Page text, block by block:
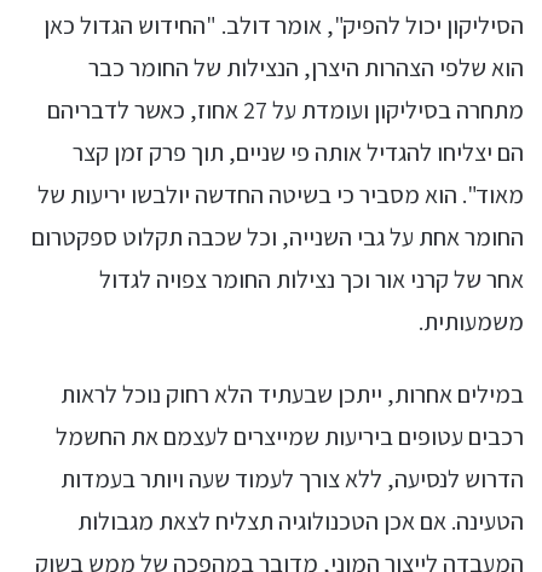
הסיליקון יכול להפיק", אומר דולב. "החידוש הגדול כאן
הוא שלפי הצהרות היצרן, הנצילות של החומר כבר
מתחרה בסיליקון ועומדת על 27 אחוז, כאשר לדבריהם
הם יצליחו להגדיל אותה פי שניים, תוך פרק זמן קצר
מאוד". הוא מסביר כי בשיטה החדשה יולבשו יריעות של
החומר אחת על גבי השנייה, וכל שכבה תקלוט ספקטרום
אחר של קרני אור וכך נצילות החומר צפויה לגדול
משמעותית.
במילים אחרות, ייתכן שבעתיד הלא רחוק נוכל לראות
רכבים עטופים ביריעות שמייצרים לעצמם את החשמל
הדרוש לנסיעה, ללא צורך לעמוד שעה ויותר בעמדות
הטעינה. אם אכן הטכנולוגיה תצליח לצאת מגבולות
המעבדה לייצור המוני, מדובר במהפכה של ממש בשוק